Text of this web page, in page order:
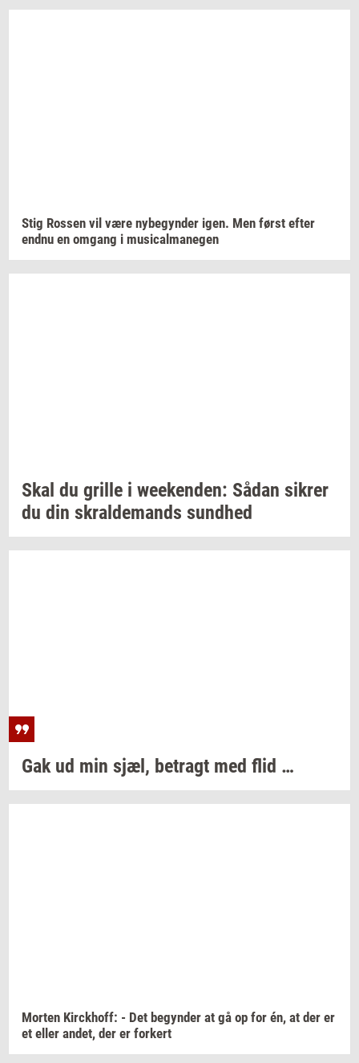
Stig Ros­sen vil være ny­be­gyn­der igen. Men først efter
endnu en om­gang i mu­si­cal­ma­ne­gen
Skal du gril­le i we­e­ken­den: Sådan sik­rer
du din skral­de­mands sund­hed
Gak ud min sjæl, be­tragt med flid …
Mor­ten Kirck­hoff: - Det be­gyn­der at gå op for én, at der er
et eller andet, der er for­kert